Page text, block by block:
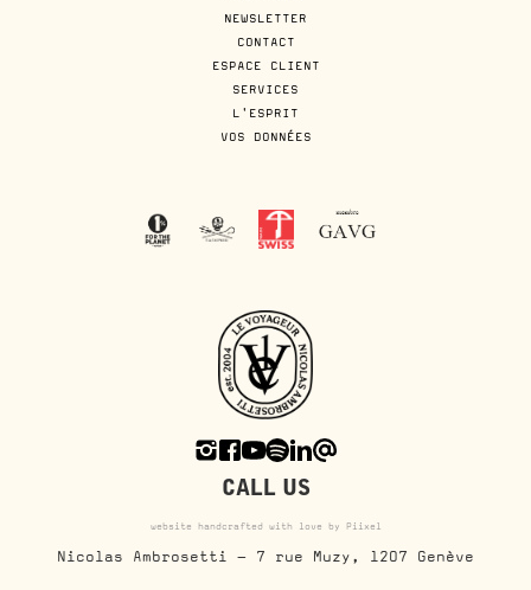
NEWSLETTER
CONTACT
ESPACE CLIENT
SERVICES
L'ESPRIT
VOS DONNÉES
CALL US
website handcrafted with love by Piixel
Nicolas Ambrosetti - 7 rue Muzy, 1207 Genève